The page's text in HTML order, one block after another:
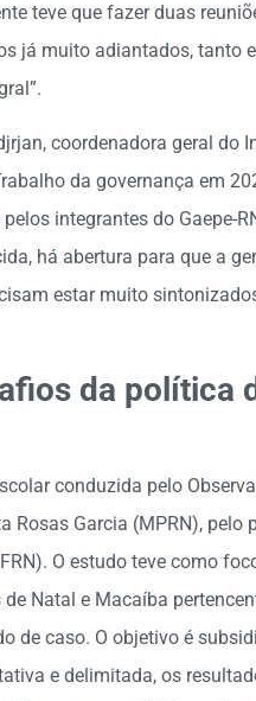
teve que fazer duas
já muito adiantados, tanto
coordenadora geral do
da governança em
integrantes do Gaepe-
há abertura para que a
estar muito
da política
conduzida pelo
Garcia (MPRN), pelo
O estudo teve como
Natal e Macaíba
de caso. O objetivo é
e delimitada, os